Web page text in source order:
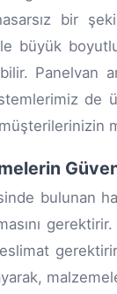
bir
büyük
Panelvan
de
bulunan